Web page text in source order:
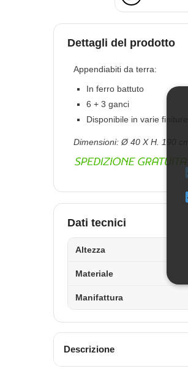
Dettagli del prodotto
Appendiabiti da terra:
In ferro battuto
6 + 3 ganci
Disponibile in varie finiture.
Dimensioni: Ø 40 X H. 190 cm
Dati tecnici
Altezza
Materiale
Manifattura
Descrizione